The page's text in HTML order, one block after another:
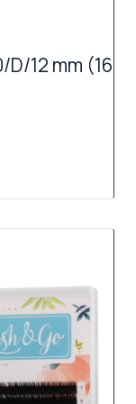
12 mm (16